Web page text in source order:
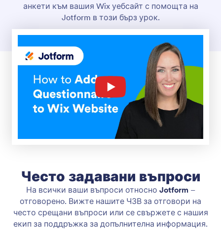
анкети към вашия Wix уебсайт с помощта на
Jotform в този бърз урок.
Често задавани въпроси
На всички ваши въпроси относно Jotform–
отговоренo. Вижте нашите ЧЗВ за отговори на
често срещани въпроси или се свържете с нашия
екип за поддръжка за допълнителна информация.